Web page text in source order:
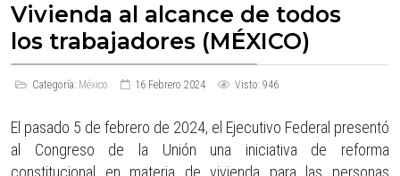
Vivienda al alcance de todos
los trabajadores (MÉXICO)
Categoría: México 16 Febrero 2024 Visto: 946
El pasado 5 de febrero de 2024, el Ejecutivo Federal presentó
al Congreso de la Unión una iniciativa de reforma
constitucional en materia de vivienda para las personas